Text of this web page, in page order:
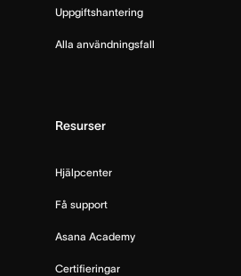
Uppgiftshantering
Alla användningsfall
Resurser
Hjälpcenter
Få support
Asana Academy
Certifieringar